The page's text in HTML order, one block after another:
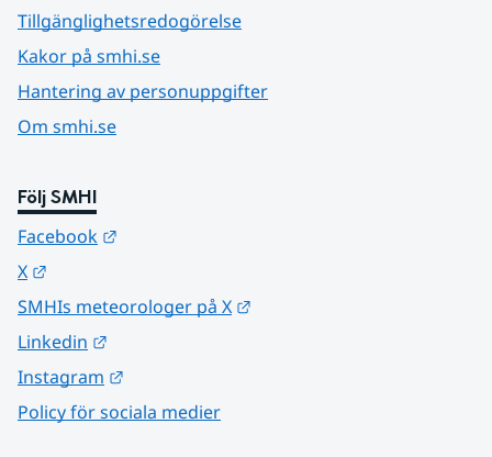
Tillgänglighetsredogörelse
Kakor på smhi.se
Hantering av personuppgifter
Om smhi.se
Följ SMHI
Facebook
X
SMHIs meteorologer på X
Linkedin
Instagram
Policy för sociala medier